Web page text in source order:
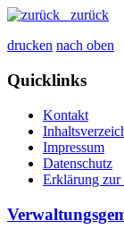
zurück
drucken nach oben
Quicklinks
Kontakt
Impressum
Datenschutz
Erklärung